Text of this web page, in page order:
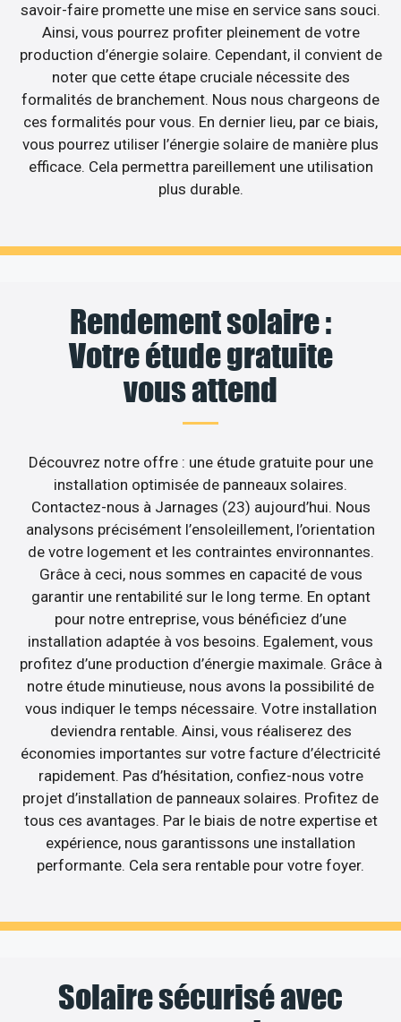
savoir-faire promette une mise en service sans souci.
Ainsi, vous pourrez profiter pleinement de votre
production d’énergie solaire. Cependant, il convient de
noter que cette étape cruciale nécessite des
formalités de branchement. Nous nous chargeons de
ces formalités pour vous. En dernier lieu, par ce biais,
vous pourrez utiliser l’énergie solaire de manière plus
efficace. Cela permettra pareillement une utilisation
plus durable.
Rendement solaire :
Votre étude gratuite
vous attend
Découvrez notre offre : une étude gratuite pour une
installation optimisée de panneaux solaires.
Contactez-nous à Jarnages (23) aujourd’hui. Nous
analysons précisément l’ensoleillement, l’orientation
de votre logement et les contraintes environnantes.
Grâce à ceci, nous sommes en capacité de vous
garantir une rentabilité sur le long terme. En optant
pour notre entreprise, vous bénéficiez d’une
installation adaptée à vos besoins. Egalement, vous
profitez d’une production d’énergie maximale. Grâce à
notre étude minutieuse, nous avons la possibilité de
vous indiquer le temps nécessaire. Votre installation
deviendra rentable. Ainsi, vous réaliserez des
économies importantes sur votre facture d’électricité
rapidement. Pas d’hésitation, confiez-nous votre
projet d’installation de panneaux solaires. Profitez de
tous ces avantages. Par le biais de notre expertise et
expérience, nous garantissons une installation
performante. Cela sera rentable pour votre foyer.
Solaire sécurisé avec